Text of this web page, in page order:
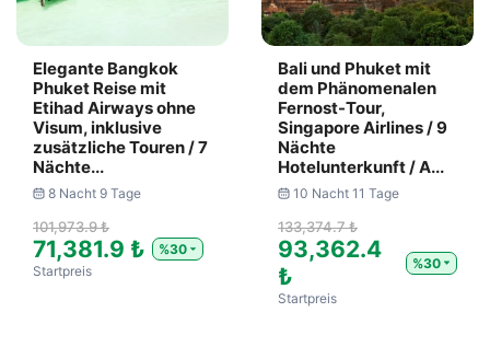
Elegante Bangkok
Phuket Reise mit
Etihad Airways ohne
Visum, inklusive
zusätzliche Touren / 7
Nächte...
8 Nacht 9 Tage
101,973.9 ₺
71,381.9 ₺
%30
Startpreis
Bali und Phuket mit
dem Phänomenalen
Fernost-Tour,
Singapore Airlines / 9
Nächte
Hotelunterkunft / A...
10 Nacht 11 Tage
133,374.7 ₺
93,362.4
₺
%30
Startpreis